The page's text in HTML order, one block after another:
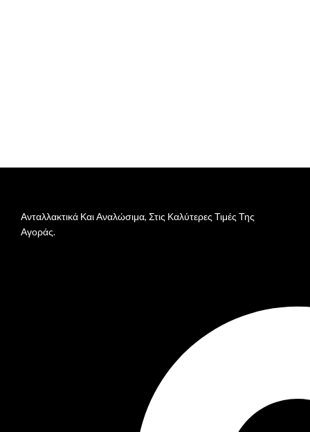
Ανταλλακτικά Και Αναλώσιμα, Στις Καλύτερες Τιμές Της
Αγοράς.